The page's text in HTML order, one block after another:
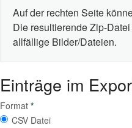
Auf der rechten Seite
Die resultierende Zip-
allfällige Bilder/Dateien.
Einträge im
Format *
CSV Datei